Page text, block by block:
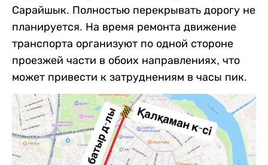
Сарайшык. Полностью перекрывать дорогу не
планируется. На время ремонта движение
транспорта организуют по одной стороне
проезжей части в обоих направлениях, что
может привести к затруднениям в часы пик.